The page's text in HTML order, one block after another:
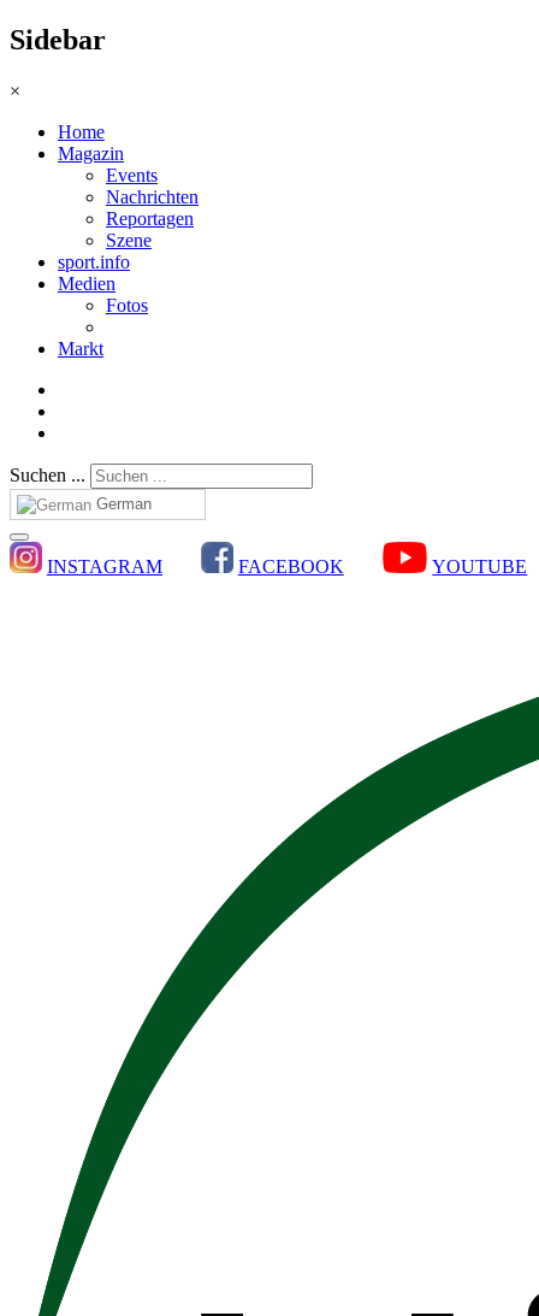
Sidebar
×
Home
Magazin
Events
Nachrichten
Reportagen
Szene
sport.info
Medien
Fotos
Markt
Suchen ...
German
INSTAGRAM FACEBOOK YOUTUBE